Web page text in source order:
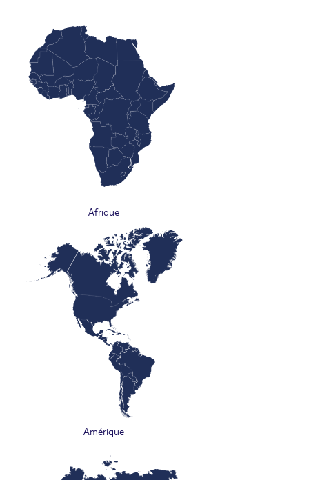
Afrique
Amérique